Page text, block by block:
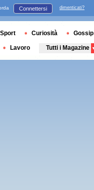
Connettersi dimenticati?
Sport Curiosità Gossip
Lavoro Tutti i Magazine